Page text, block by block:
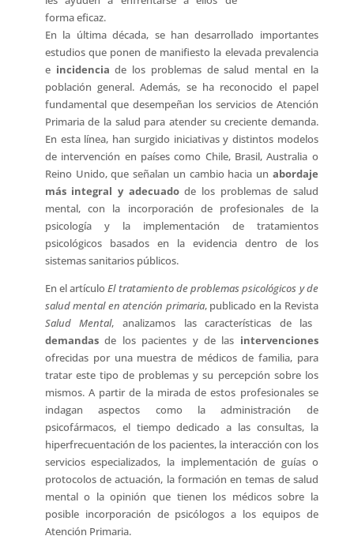
forma eficaz.
En la última década, se han desarrollado importantes
estudios que ponen de manifiesto la elevada prevalencia
e incidenciade los problemas de salud mental en la
población general. Además, se ha reconocido el papel
fundamental que desempeñan los servicios de Atención
Primaria de la salud para atender su creciente demanda.
En esta línea, han surgido iniciativas y distintos modelos
de intervención en países como Chile, Brasil, Australia o
Reino Unido, que señalan un cambio hacia un abordaje
más integral y adecuadode los problemas de salud
mental, con la incorporación de profesionales de la
psicología y la implementación de tratamientos
psicológicos basados en la evidencia dentro de los
sistemas sanitarios públicos.
En el artículoEl tratamiento de problemas psicológicos y de
salud mental en atención primaria, publicado en la Revista
Salud Mental, analizamos las características de las
demandasde los pacientes y de las intervenciones
ofrecidas por una muestra de médicos de familia, para
tratar este tipo de problemas y su percepción sobre los
mismos. A partir de la mirada de estos profesionales se
indagan aspectos como la administración de
psicofármacos, el tiempo dedicado a las consultas, la
hiperfrecuentación de los pacientes, la interacción con los
servicios especializados, la implementación de guías o
protocolos de actuación, la formación en temas de salud
mental o la opinión que tienen los médicos sobre la
posible incorporación de psicólogos a los equipos de
Atención Primaria.